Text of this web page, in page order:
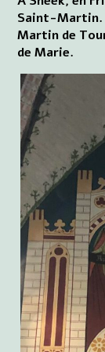
Saint-Martin.
Martin de
de Marie.